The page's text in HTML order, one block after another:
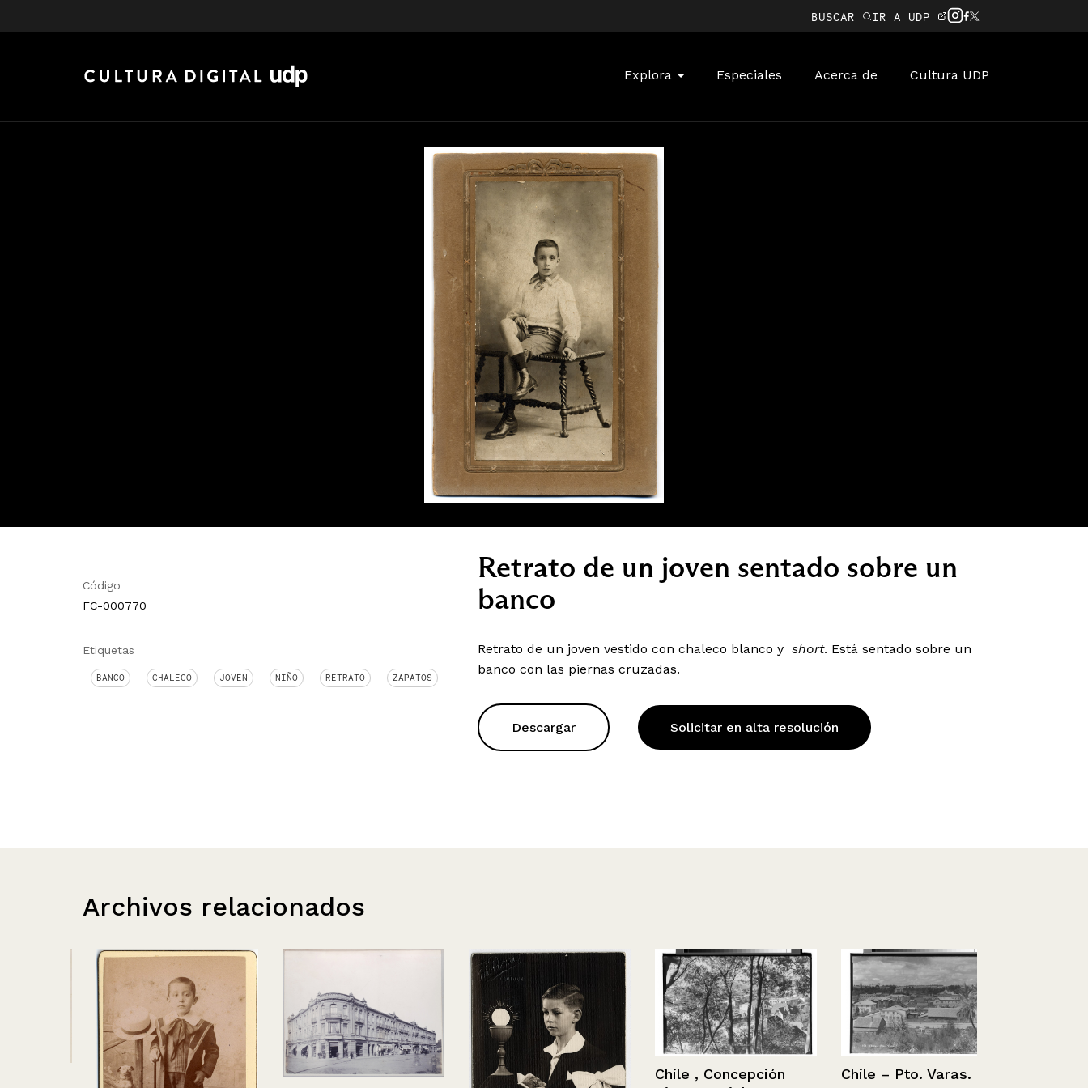
BUSCAR IR A UDP
Explora Especiales Acerca de Cultura UDP
Código
FC-000770
Etiquetas
BANCO CHALECO JOVEN NIÑO RETRATO ZAPATOS
Retrato de un joven sentado sobre un
banco
Retrato de un joven vestido con chaleco blanco y short. Está sentado sobre un
banco con las piernas cruzadas.
Descargar Solicitar en alta resolución
Archivos relacionados
Chile , Concepción
Chile – Pto. Varas.